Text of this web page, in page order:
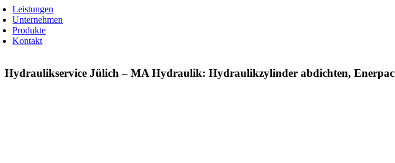
Leistungen
Unternehmen
Produkte
Kontakt
Hydraulikservice Jülich – MA Hydraulik: Hydraulikzylinder abdichten, Enerpac